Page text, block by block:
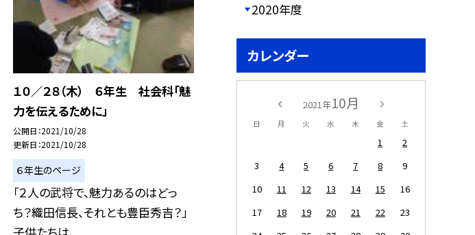
１０／２８（木） ６年生 社会科「魅
力を伝えるために」
公開日 2021/10/28
更新日 2021/10/28
６年生のページ
「２人の武将で、魅力あるのはどっ
ち？織田信長、それとも豊臣秀吉？」
2020年度
カレンダー
2021年10月
日 月 火 水 木 金 土
1
2
3
4 5 6 7 8
9
10
11 12 13 14 15
16
17
18 19 20 21 22
23